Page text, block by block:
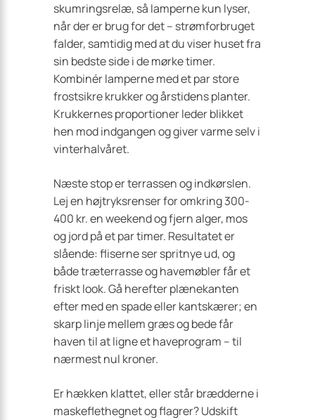
skumringsrelæ, så lamperne kun lyser,
når der er brug for det – strømforbruget
falder, samtidig med at du viser huset fra
sin bedste side i de mørke timer.
Kombinér lamperne med et par store
frostsikre krukker og årstidens planter.
Krukkernes proportioner leder blikket
hen mod indgangen og giver varme selv i
vinterhalvåret.
Næste stop er terrassen og indkørslen.
Lej en højtryksrenser for omkring 300-
400 kr. en weekend og fjern alger, mos
og jord på et par timer. Resultatet er
slående: fliserne ser spritnye ud, og
både træterrasse og havemøbler får et
friskt look. Gå herefter plænekanten
efter med en spade eller kantskærer; en
skarp linje mellem græs og bede får
haven til at ligne et haveprogram – til
nærmest nul kroner.
Er hækken klattet, eller står brædderne i
maskeflethegnet og flagrer? Udskift